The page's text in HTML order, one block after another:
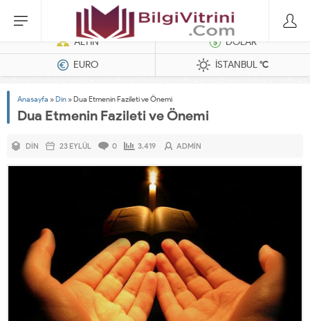
Dizel Jeneratörler
ALTIN
DOLAR
EURO
İSTANBUL°C
Anasayfa »Din »Dua Etmenin Fazileti ve Önemi
Dua Etmenin Fazileti ve Önemi
DIN 23 EYLÜL 0 3.419 ADMIN